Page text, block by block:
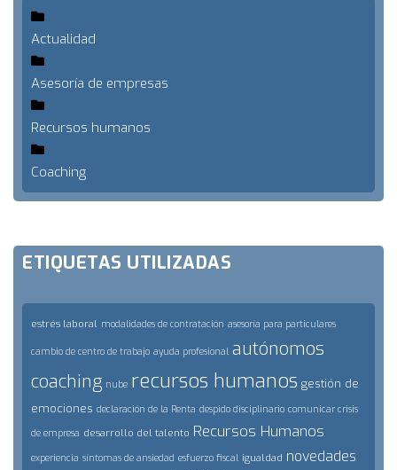
Actualidad
Asesoría de empresas
Recursos humanos
Coaching
ETIQUETAS UTILIZADAS
estrés laboral modalidades de contratación asesoría para particulares
cambio de centro de trabajo ayuda profesional autónomos
coaching nube recursos humanos gestión de
emociones declaración de la Renta despido disciplinario comunicar crisis
de empresa desarrollo del talento Recursos Humanos
experiencia síntomas de ansiedad esfuerzo fiscal igualdad novedades